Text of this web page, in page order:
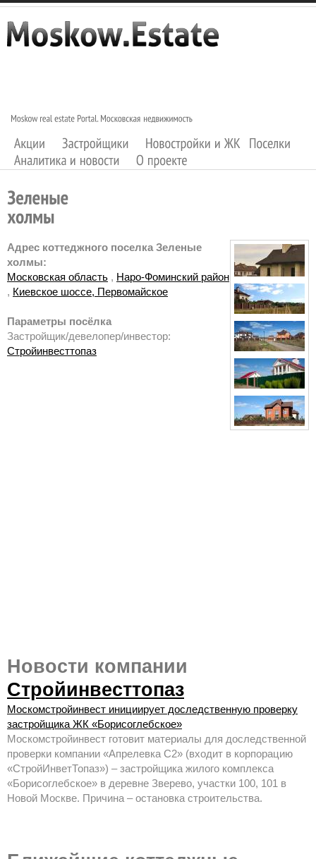
Адрес коттеджного поселка Зеленые
холмы:
Московская область , Наро-Фоминский район
, Киевское шоссе, Первомайское
Параметры посёлка
Застройщик/девелопер/инвестор:
Стройинвесттопаз
Новости компании
Стройинвесттопаз
Москомстройинвест инициирует доследственную проверку
застройщика ЖК «Борисоглебское»
Москомстройинвест готовит материалы для доследственной
проверки компании «Апрелевка С2» (входит в корпорацию
«СтройИнветТопаз») – застройщика жилого комплекса
«Борисоглебское» в деревне Зверево, участки 100, 101 в
Новой Москве. Причина – остановка строительства.